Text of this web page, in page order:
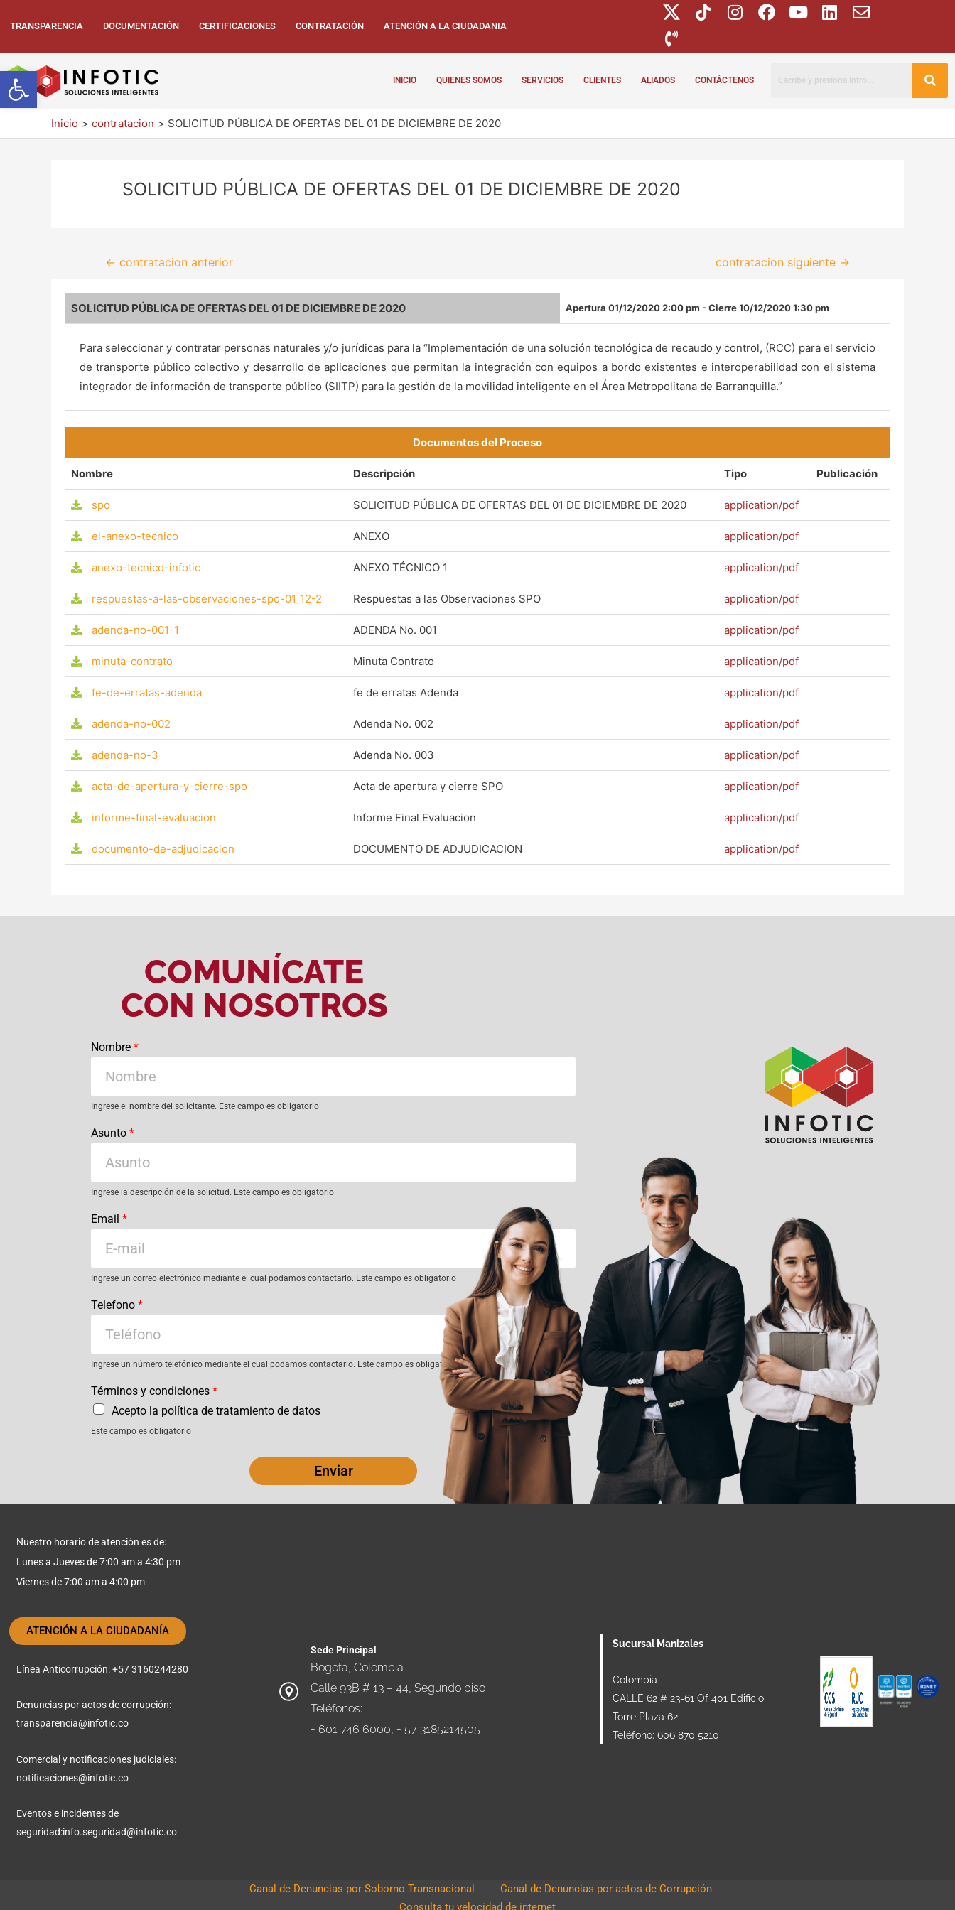
Abrir barra de herramientas
TRANSPARENCIA DOCUMENTACIÓN CERTIFICACIONES CONTRATACIÓN ATENCIÓN A LA CIUDADANIA
INICIO QUIENES SOMOS SERVICIOS CLIENTES ALIADOS CONTÁCTENOS
Inicio contratacion SOLICITUD PÚBLICA DE OFERTAS DEL 01 DE DICIEMBRE DE 2020
SOLICITUD PÚBLICA DE OFERTAS DEL 01 DE DICIEMBRE DE 2020
← contratacion anterior contratacion siguiente →
SOLICITUD PÚBLICA DE OFERTAS DEL 01 DE DICIEMBRE DE 2020 Apertura 01/12/2020 2:00 pm - Cierre 10/12/2020 1:30 pm
Para seleccionar y contratar personas naturales y/o jurídicas para la “Implementación de una solución tecnológica de recaudo y control, (RCC) para el servicio
de transporte público colectivo y desarrollo de aplicaciones que permitan la integración con equipos a bordo existentes e interoperabilidad con el sistema
integrador de información de transporte público (SIITP) para la gestión de la movilidad inteligente en el Área Metropolitana de Barranquilla.”
Documentos del Proceso
Nombre Descripción Tipo Publicación
spo SOLICITUD PÚBLICA DE OFERTAS DEL 01 DE DICIEMBRE DE 2020 application/pdf
el-anexo-tecnico ANEXO application/pdf
anexo-tecnico-infotic ANEXO TÉCNICO 1 application/pdf
respuestas-a-las-observaciones-spo-01_12-2 Respuestas a las Observaciones SPO application/pdf
adenda-no-001-1 ADENDA No. 001 application/pdf
minuta-contrato Minuta Contrato application/pdf
fe-de-erratas-adenda fe de erratas Adenda application/pdf
adenda-no-002 Adenda No. 002 application/pdf
adenda-no-3 Adenda No. 003 application/pdf
acta-de-apertura-y-cierre-spo Acta de apertura y cierre SPO application/pdf
informe-final-evaluacion Informe Final Evaluacion application/pdf
documento-de-adjudicacion DOCUMENTO DE ADJUDICACION application/pdf
COMUNÍCATE
CON NOSOTROS
Nombre *
Ingrese el nombre del solicitante. Este campo es obligatorio
Asunto *
Ingrese la descripción de la solicitud. Este campo es obligatorio
Email *
Ingrese un correo electrónico mediante el cual podamos contactarlo. Este campo es obligatorio
Telefono *
Ingrese un número telefónico mediante el cual podamos contactarlo. Este campo es obligatorio
Términos y condiciones *
Acepto la política de tratamiento de datos
Este campo es obligatorio
Enviar
Nuestro horario de atención es de:
Lunes a Jueves de 7:00 am a 4:30 pm
Viernes de 7:00 am a 4:00 pm
ATENCIÓN A LA CIUDADANÍA
Línea Anticorrupción: +57 3160244280
Denuncias por actos de corrupción:
transparencia@infotic.co
Comercial y notificaciones judiciales:
notificaciones@infotic.co
Eventos e incidentes de
seguridad:info.seguridad@infotic.co
Sede Principal
Bogotá, Colombia
Calle 93B # 13 – 44, Segundo piso
Teléfonos:
+ 601 746 6000, + 57 3185214505
Sucursal Manizales
Colombia
CALLE 62 # 23-61 Of 401 Edificio
Torre Plaza 62
Teléfono: 606 870 5210
Canal de Denuncias por Soborno Transnacional
Canal de Denuncias por actos de Corrupción
Consulta tu velocidad de internet